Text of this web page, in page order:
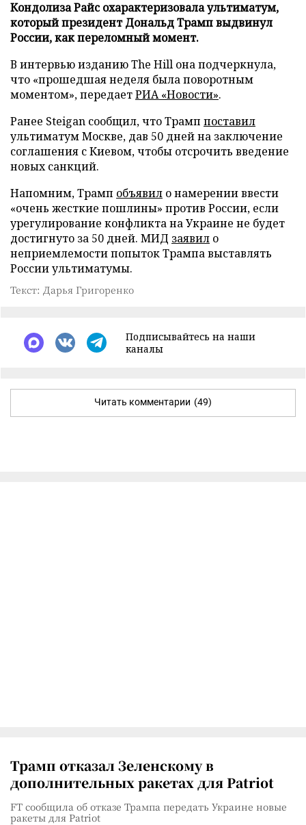
Кондолиза Райс охарактеризовала ультиматум,
который президент Дональд Трамп выдвинул
России, как переломный момент.
В интервью изданию The Hill она подчеркнула,
что «прошедшая неделя была поворотным
моментом», передаетРИА «Новости».
Ранее Steigan сообщил, что Трамп поставил
ультиматум Москве, дав 50 дней на заключение
соглашения с Киевом, чтобы отсрочить введение
новых санкций.
Напомним, Трамп объявил о намерении ввести
«очень жесткие пошлины» против России, если
урегулирование конфликта на Украине не будет
достигнуто за 50 дней. МИД заявил о
неприемлемости попыток Трампа выставлять
России ультиматумы.
Текст: Дарья Григоренко
Подписывайтесь на наши
каналы
Читать комментарии (49)
Трамп отказал Зеленскому в
дополнительных ракетах для Patriot
FT сообщила об отказе Трампа передать Украине новые
ракеты для Patriot